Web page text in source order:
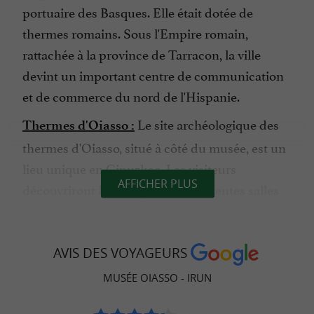
portuaire des Basques. Elle était dotée de
thermes romains. Sous l'Empire romain,
rattachée à la province de Tarracon, la ville
devint un important centre de communication
et de commerce du nord de l'Hispanie.
Thermes d'Oiasso : Le site archéologique des
thermes d'Oiasso, situé à côté du musée, est un
lieu unique en Gipuzkoa. Les visiteurs
découvriront les vestiges des différentes salles
découvriront également l'intérieur et
l'importance sociale des bains et des thermes
AFFICHER PLUS
AVIS DES VOYAGEURS
MUSÉE OIASSO - IRUN